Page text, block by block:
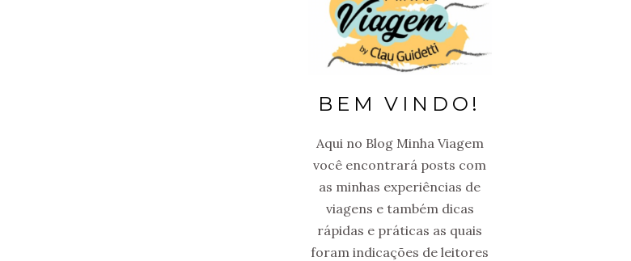
BEM VINDO!
Aqui no Blog Minha Viagem
você encontrará posts com
as minhas experiências de
viagens e também dicas
rápidas e práticas as quais
foram indicações de leitores